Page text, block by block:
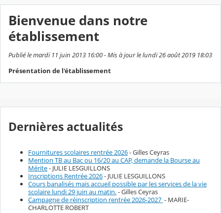
Bienvenue dans notre
établissement
Publié le mardi 11 juin 2013 16:00 - Mis à jour le lundi 26 août 2019 18:03
Présentation de l'établissement
Dernières actualités
Fournitures scolaires rentrée 2026- Gilles Ceyras
Mention TB au Bac ou 16/20 au CAP, demande la Bourse au
Mérite- JULIE LESGUILLONS
Inscriptions Rentrée 2026- JULIE LESGUILLONS
Cours banalisés mais accueil possible par les services de la vie
scolaire lundi 29 juin au matin.- Gilles Ceyras
Campagne de réinscription rentrée 2026-2027 - MARIE-
CHARLOTTE ROBERT